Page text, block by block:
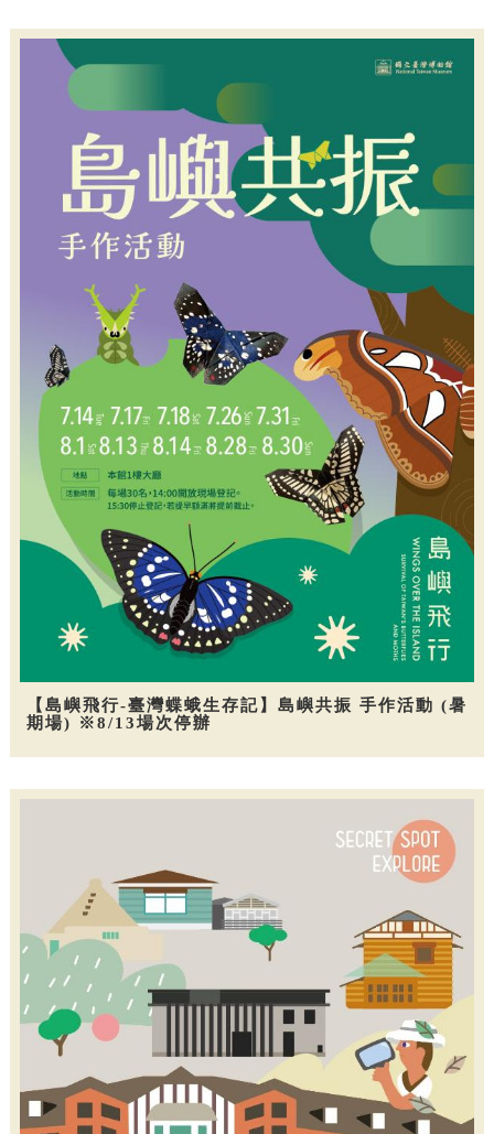
【島嶼飛行-臺灣蝶蛾生存記】島嶼共振 手作活動 (暑
期場) ※8/13場次停辦